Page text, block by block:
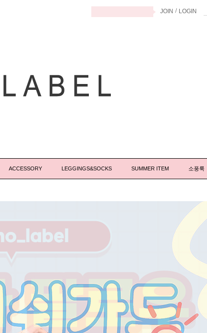
JOIN / LOGIN
ACCESSORY LEGGINGS&SOCKS SUMMER ITEM 소풍룩